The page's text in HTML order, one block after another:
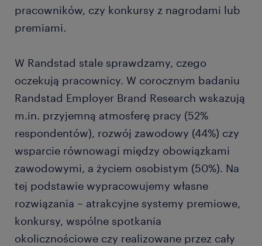
pracowników, czy konkursy z nagrodami lub
premiami.
W Randstad stale sprawdzamy, czego
oczekują pracownicy. W corocznym badaniu
Randstad Employer Brand Research wskazują
m.in. przyjemną atmosferę pracy (52%
respondentów), rozwój zawodowy (44%) czy
wsparcie równowagi między obowiązkami
zawodowymi, a życiem osobistym (50%). Na
tej podstawie wypracowujemy własne
rozwiązania – atrakcyjne systemy premiowe,
konkursy, wspólne spotkania
okolicznościowe czy realizowane przez cały